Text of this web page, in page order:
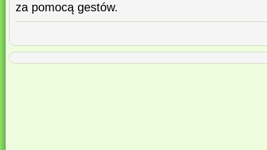
za pomocą gestów.